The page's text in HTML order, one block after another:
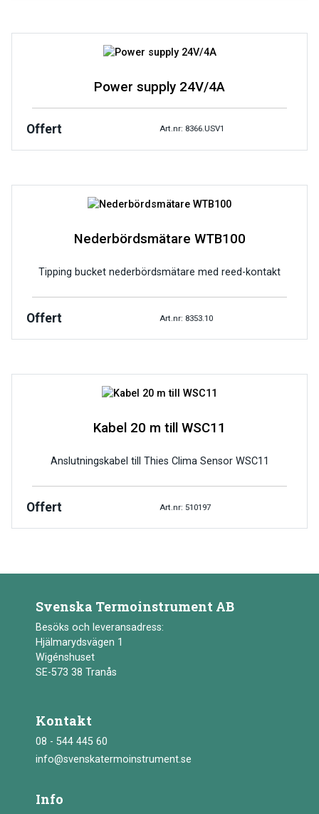
Power supply 24V/4A
Offert Art.nr: 8366.USV1
Nederbördsmätare WTB100
Tipping bucket nederbördsmätare med reed-kontakt
Offert Art.nr: 8353.10
Kabel 20 m till WSC11
Anslutningskabel till Thies Clima Sensor WSC11
Offert Art.nr: 510197
Svenska Termoinstrument AB
Besöks och leveransadress:
Hjälmarydsvägen 1
Wigénshuset
SE-573 38 Tranås
Kontakt
08 - 544 445 60
info@svenskatermoinstrument.se
Info